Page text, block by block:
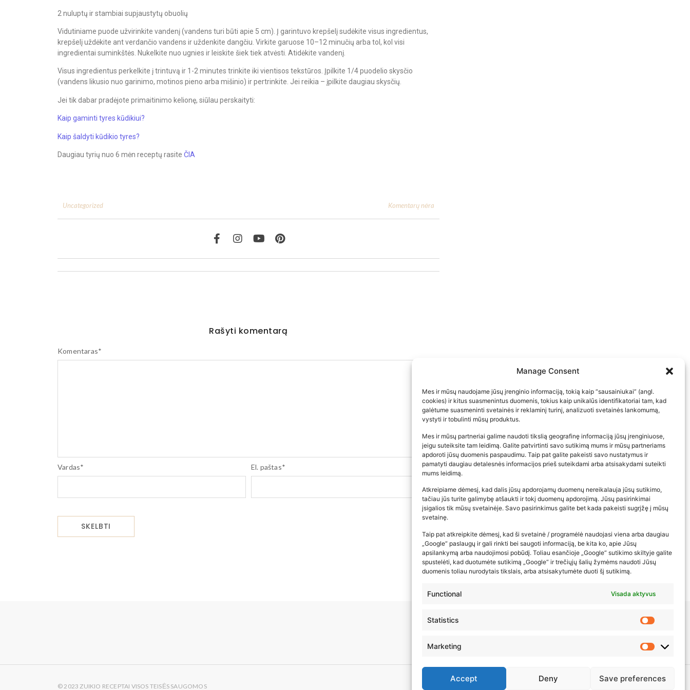
Manage Consent
Mes ir mūsų naudojame jūsų įrenginio informaciją, tokią kaip “sausainiukai” (angl.
cookies) ir kitus suasmenintus duomenis, tokius kaip unikalūs identifikatoriai tam, kad
galėtume suasmeninti svetainės ir reklaminį turinį, analizuoti svetainės lankomumą,
vystyti ir tobulinti mūsų produktus.
Mes ir mūsų partneriai galime naudoti tikslią geografinę informaciją jūsų įrenginiuose,
jeigu suteiksite tam leidimą. Galite patvirtinti savo sutikimą mums ir mūsų partneriams
apdoroti jūsų duomenis paspaudimu. Taip pat galite pakeisti savo nustatymus ir
pamatyti daugiau detalesnės informacijos prieš suteikdami arba atsisakydami suteikti
mums leidimą.
Atkreipiame dėmesį, kad dalis jūsų apdorojamų duomenų nereikalauja jūsų sutikimo,
tačiau jūs turite galimybę atšaukti ir tokį duomenų apdorojimą. Jūsų pasirinkimai
įsigalios tik mūsų svetainėje. Savo pasirinkimus galite bet kada pakeisti sugrįžę į mūsų
svetainę.
Taip pat atkreipkite dėmesį, kad ši svetainė / programėlė naudojasi viena arba daugiau
„Google“ paslaugų ir gali rinkti bei saugoti informaciją, be kita ko, apie Jūsų
apsilankymą arba naudojimosi pobūdį. Toliau esančioje „Google“ sutikimo skiltyje galite
spustelėti, kad duotumėte sutikimą „Google“ ir trečiųjų šalių žymėms naudoti Jūsų
duomenis toliau nurodytais tikslais, arba atsisakytumėte duoti šį sutikimą.
Functional Visada aktyvus
Statistics
Marketing
Accept Deny Save preferences
2 nuluptų ir stambiai supjaustytų obuolių
Vidutiniame puode užvirinkite vandenį (vandens turi būti apie 5 cm). Į garintuvo krepšelį sudėkite visus ingredientus,
krepšelį uždėkite ant verdančio vandens ir uždenkite dangčiu. Virkite garuose 10–12 minučių arba tol, kol visi
ingredientai suminkštės. Nukelkite nuo ugnies ir leiskite šiek tiek atvėsti. Atidėkite vandenį.
Visus ingredientus perkelkite į trintuvą ir 1-2 minutes trinkite iki vientisos tekstūros. Įpilkite 1/4 puodelio skysčio
(vandens likusio nuo garinimo, motinos pieno arba mišinio) ir pertrinkite. Jei reikia – įpilkite daugiau skysčių.
Jei tik dabar pradėjote primaitinimo kelionę, siūlau perskaityti:
Kaip gaminti tyres kūdikiui?
Kaip šaldyti kūdikio tyres?
Daugiau tyrių nuo 6 mėn receptų rasite ČIA
Uncategorized Komentarų nėra
Rašyti komentarą
Komentaras*
Vardas* El. paštas*
© 2023 ZUIKIO RECEPTAI VISOS TEISĖS SAUGOMOS